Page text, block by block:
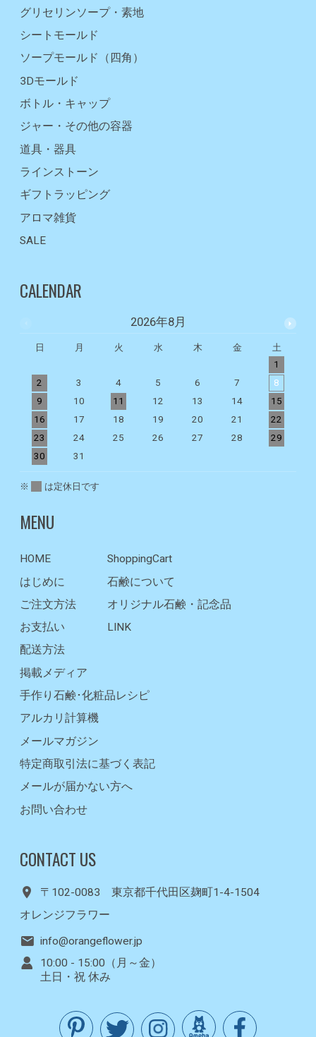
グリセリンソープ・素地
シートモールド
ソープモールド（四角）
3Dモールド
ボトル・キャップ
ジャー・その他の容器
道具・器具
ラインストーン
ギフトラッピング
アロマ雑貨
SALE
CALENDAR
2026年8月
日 月 火 水 木 金
土
1
2
3 4 5 6 7
8
9
10 11 12 13 14
15
16
17 18 19 20 21
22
23
24 25 26 27 28
29
30
31
※ は定休日です
MENU
HOME
はじめに
ご注文方法
お支払い
ShoppingCart
石鹸について
オリジナル石鹸・記念品
LINK
配送方法
掲載メディア
手作り石鹸･化粧品レシピ
アルカリ計算機
メールマガジン
特定商取引法に基づく表記
メールが届かない方へ
お問い合わせ
CONTACT US
〒102-0083 東京都千代田区麹町1-4-1504
オレンジフラワー
info@orangeflower.jp
10:00 - 15:00（月～金）
土日・祝 休み